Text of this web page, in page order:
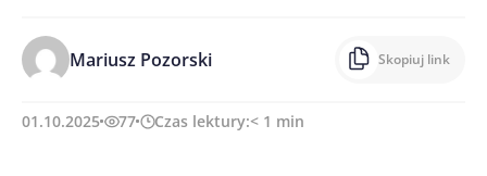
Mariusz Pozorski Skopiuj link
01.10.2025 77 Czas lektury:< 1 min